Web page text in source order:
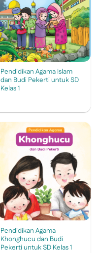
Pendidikan Agama Islam
dan Budi Pekerti untuk SD
Kelas 1
Pendidikan Agama
Khonghucu dan Budi
Pekerti untuk SD Kelas 1